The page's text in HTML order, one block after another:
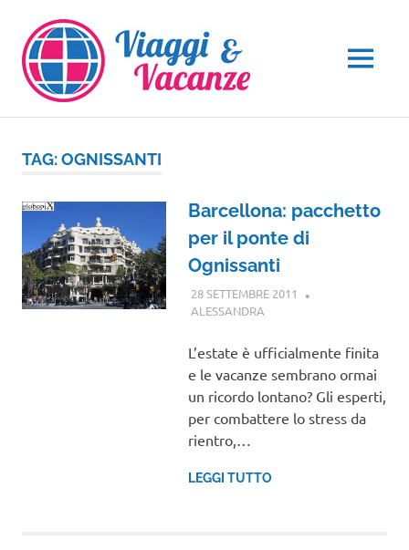
contenuto
MENU
TAG:OGNISSANTI
Barcellona: pacchetto
per il ponte di
Ognissanti
28 SETTEMBRE 2011
ALESSANDRAGUIDE
L’estate è ufficialmente finita
e le vacanze sembrano ormai
un ricordo lontano? Gli esperti,
per combattere lo stress da
rientro,…
LEGGI TUTTO